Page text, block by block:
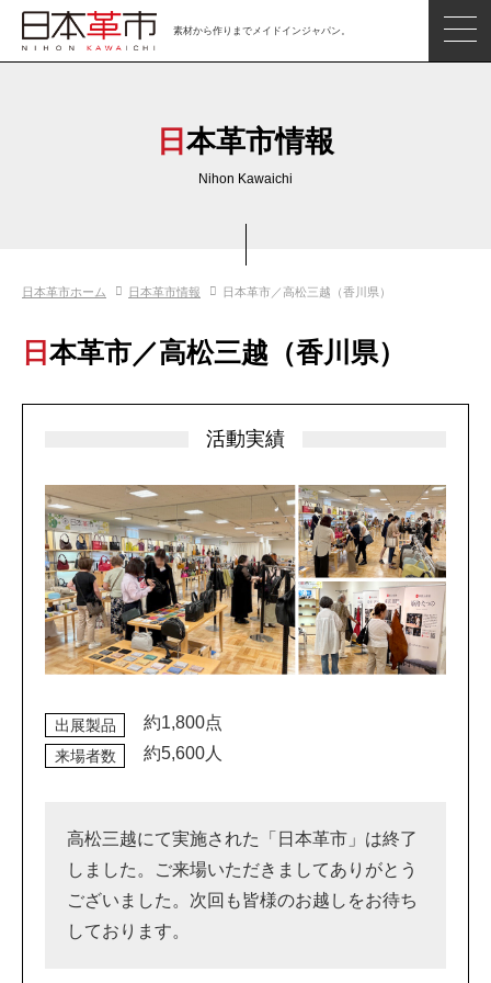
素材から作りまでメイドインジャパン。
革市通信
日本の革の良さを知ろう
日本革市情報
Nihon Kawaichi
日本革市ホーム 日本革市情報 日本革市／高松三越（香川県）
日本革市／高松三越（香川県）
活動実績
出展製品 約1,800点
来場者数 約5,600人
高松三越にて実施された「日本革市」は終了
しました。ご来場いただきましてありがとう
ございました。次回も皆様のお越しをお待ち
しております。